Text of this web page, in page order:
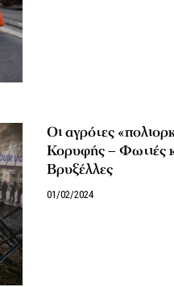
Οι αγρότες
Κορυφής – Φωτιές
Βρυξέλλες
01/02/2024